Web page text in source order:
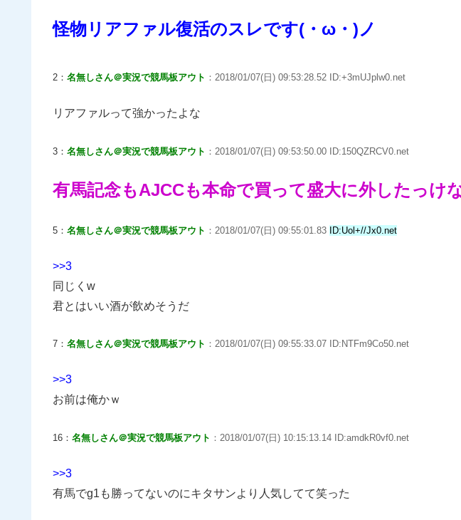
怪物リアファル復活のスレです(・ω・)ノ
2： 名無しさん＠実況で競馬板アウト ：2018/01/07(日) 09:53:28.52 ID:+3mUJplw0.net
リアファルって強かったよな
3： 名無しさん＠実況で競馬板アウト ：2018/01/07(日) 09:53:50.00 ID:150QZRCV0.net
有馬記念もAJCCも本命で買って盛大に外したっけ
5： 名無しさん＠実況で競馬板アウト ：2018/01/07(日) 09:55:01.83 ID:Uol+//Jx0.net
>>3
同じくw
君とはいい酒が飲めそうだ
7： 名無しさん＠実況で競馬板アウト ：2018/01/07(日) 09:55:33.07 ID:NTFm9Co50.net
>>3
お前は俺かｗ
16： 名無しさん＠実況で競馬板アウト ：2018/01/07(日) 10:15:13.14 ID:amdkR0vf0.net
>>3
有馬でg1も勝ってないのにキタサンより人気してて笑った